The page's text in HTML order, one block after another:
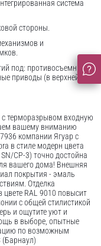
система
стороны.
и
под: противосъемные
приводы (в верхней и
терморазрывом входную
вашему вниманию
компании Ягуар с
в стиле модерн цвета
CP-3) точно достойна
вашего дома! Внешняя
покрытия - эмаль
Отделка
RAL 9010 повысит
с общей стилистикой
и ощутите уют и
в выборе, опытные
по возможным
(Барнаул)